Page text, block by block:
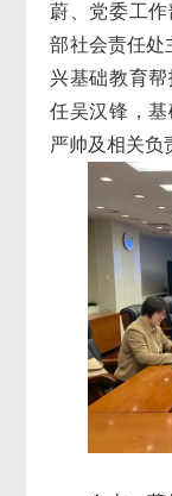
蔚、党委工
部社会责任处
兴基础教育
任吴汉锋，
严帅及相关负